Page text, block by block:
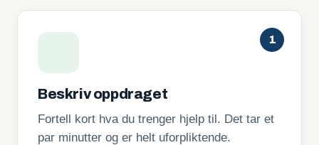
1
Beskriv oppdraget
Fortell kort hva du trenger hjelp til. Det tar et
par minutter og er helt uforpliktende.